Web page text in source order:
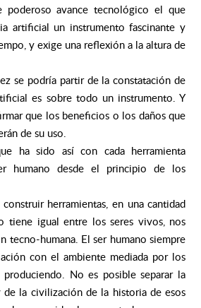
poderoso avance tecnológico el que
artificial un instrumento fascinante y
y exige una reflexión a la altura de
se podría partir de la constatación de
es sobre todo un instrumento. Y
que los beneficios o los daños que
de su uso.
ha sido así con cada herramienta
humano desde el principio de los
herramientas, en una cantidad
tiene igual entre los seres vivos, nos
tecno-humana. El ser humano siempre
con el ambiente mediada por los
No es posible separar la
la civilización de la historia de esos